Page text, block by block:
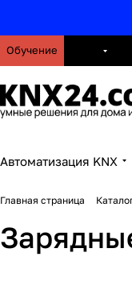
Обучение
Автоматизация KNX
Главная страница